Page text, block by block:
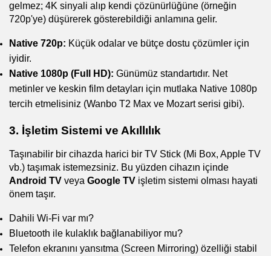
gelmez; 4K sinyali alıp kendi çözünürlüğüne (örneğin
720p'ye) düşürerek gösterebildiği anlamına gelir.
Native 720p: Küçük odalar ve bütçe dostu çözümler için
iyidir.
Native 1080p (Full HD): Günümüz standartıdır. Net
metinler ve keskin film detayları için mutlaka Native 1080p
tercih etmelisiniz (Wanbo T2 Max ve Mozart serisi gibi).
3. İşletim Sistemi ve Akıllılık
Taşınabilir bir cihazda harici bir TV Stick (Mi Box, Apple TV
Android TV veya Google TV işletim sistemi olması hayati
önem taşır.
Dahili Wi-Fi var mı?
Bluetooth ile kulaklık bağlanabiliyor mu?
Telefon ekranını yansıtma (Screen Mirroring) özelliği stabil